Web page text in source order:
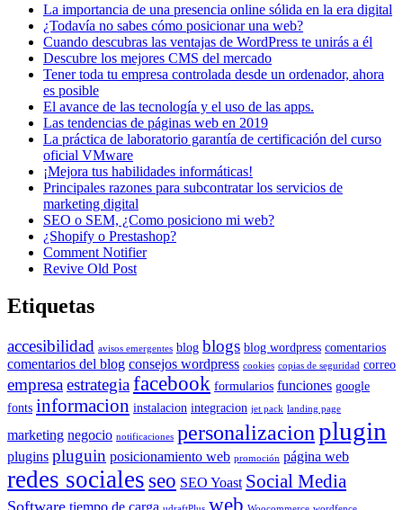
La importancia de una presencia online sólida en la era digital
¿Todavía no sabes cómo posicionar una web?
Cuando descubras las ventajas de WordPress te unirás a él
Descubre los mejores CMS del mercado
Tener toda tu empresa controlada desde un ordenador, ahora
es posible
El avance de las tecnología y el uso de las apps.
Las tendencias de páginas web en 2019
La práctica de laboratorio garantía de certificación del curso
oficial VMware
¡Mejora tus habilidades informáticas!
Principales razones para subcontratar los servicios de
marketing digital
SEO o SEM, ¿Como posiciono mi web?
¿Shopify o Prestashop?
Comment Notifier
Revive Old Post
Etiquetas
accesibilidad avisos emergentes blog blogs blog wordpress comentarios
comentarios del blog consejos wordpress cookies copias de seguridad correo
empresaestrategiafacebook formularios funciones google
fonts informacion instalacion integracion jet pack landing page
marketing negocio notificaciones personalizacionplugin
plugins pluguin posicionamiento web promoción página web
redes sociales seo SEO Yoast Social Media
web